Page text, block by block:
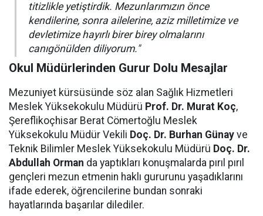
titizlikle yetiştirdik. Mezunlarımızın önce
kendilerine, sonra ailelerine, aziz milletimize ve
devletimize hayırlı birer birey olmalarını
canıgönülden diliyorum."
Okul Müdürlerinden Gurur Dolu Mesajlar
Mezuniyet kürsüsünde söz alan Sağlık Hizmetleri
Meslek Yüksekokulu Müdürü Prof. Dr. Murat Koç,
Şereflikoçhisar Berat Cömertoğlu Meslek
Yüksekokulu Müdür Vekili Doç. Dr. Burhan Günay ve
Teknik Bilimler Meslek Yüksekokulu Müdürü Doç. Dr.
Abdullah Orman da yaptıkları konuşmalarda pırıl pırıl
gençleri mezun etmenin haklı gururunu yaşadıklarını
ifade ederek, öğrencilerine bundan sonraki
hayatlarında başarılar dilediler.